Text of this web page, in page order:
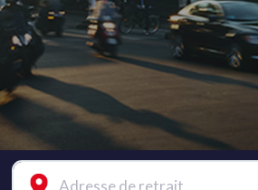
Adresse de retrait